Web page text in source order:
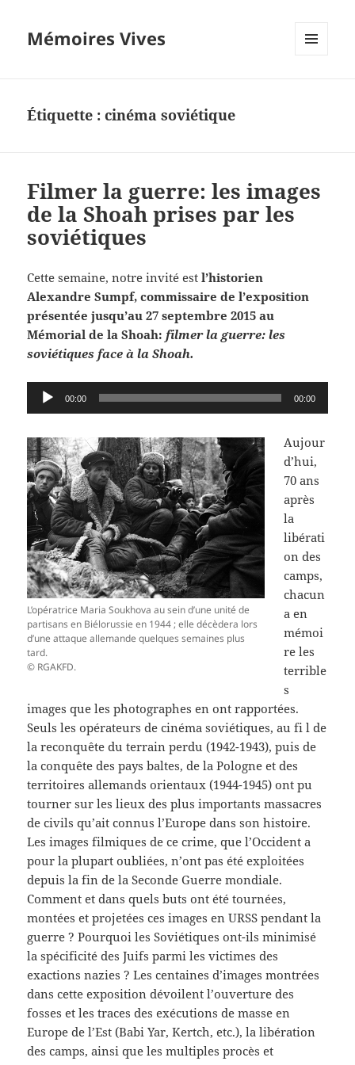
Mémoires Vives
Étiquette :cinéma soviétique
Filmer la guerre: les images
de la Shoah prises par les
soviétiques
Cette semaine, notre invité est l’historien
Alexandre Sumpf, commissaire de l’exposition
présentée jusqu’au 27 septembre 2015 au
Mémorial de la Shoah:filmer la guerre: les
soviétiques face à la Shoah.
Lecteur
audio
00:00 00:00
L’opératrice Maria Soukhova au sein d’une unité de
partisans en Biélorussie en 1944 ; elle décèdera lors
d’une attaque allemande quelques semaines plus
tard.
© RGAKFD.
Aujour
d’hui,
70 ans
après
la
libérati
on des
camps,
chacun
a en
mémoi
re les
terrible
s
images que les photographes en ont rapportées.
Seuls les opérateurs de cinéma soviétiques, au fi l de
la reconquête du terrain perdu (1942-1943), puis de
la conquête des pays baltes, de la Pologne et des
territoires allemands orientaux (1944-1945) ont pu
tourner sur les lieux des plus importants massacres
de civils qu’ait connus l’Europe dans son histoire.
Les images filmiques de ce crime, que l’Occident a
pour la plupart oubliées, n’ont pas été exploitées
depuis la fin de la Seconde Guerre mondiale.
Comment et dans quels buts ont été tournées,
montées et projetées ces images en URSS pendant la
guerre ? Pourquoi les Soviétiques ont-ils minimisé
la spécificité des Juifs parmi les victimes des
exactions nazies ? Les centaines d’images montrées
dans cette exposition dévoilent l’ouverture des
fosses et les traces des exécutions de masse en
Europe de l’Est (Babi Yar, Kertch, etc.), la libération
des camps, ainsi que les multiples procès et